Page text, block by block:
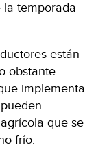
la temporada
están
obstante
implementa
que se
frío.